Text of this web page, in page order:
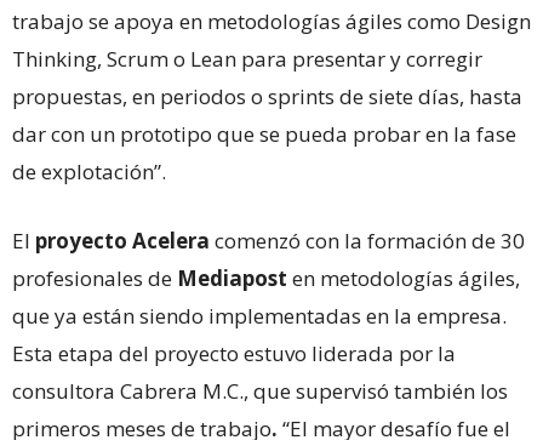
trabajo se apoya en metodologías ágiles como Design
Thinking, Scrum o Lean para presentar y corregir
propuestas, en periodos o sprints de siete días, hasta
dar con un prototipo que se pueda probar en la fase
de explotación”.
El proyecto Acelera comenzó con la formación de 30
profesionales de Mediapost en metodologías ágiles,
que ya están siendo implementadas en la empresa.
Esta etapa del proyecto estuvo liderada por la
consultora Cabrera M.C., que supervisó también los
primeros meses de trabajo. “El mayor desafío fue el